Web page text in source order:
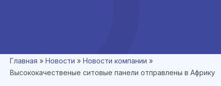
Главная » Новости » Новости компании »
Высококачественые ситовые панели отправлены в Африку